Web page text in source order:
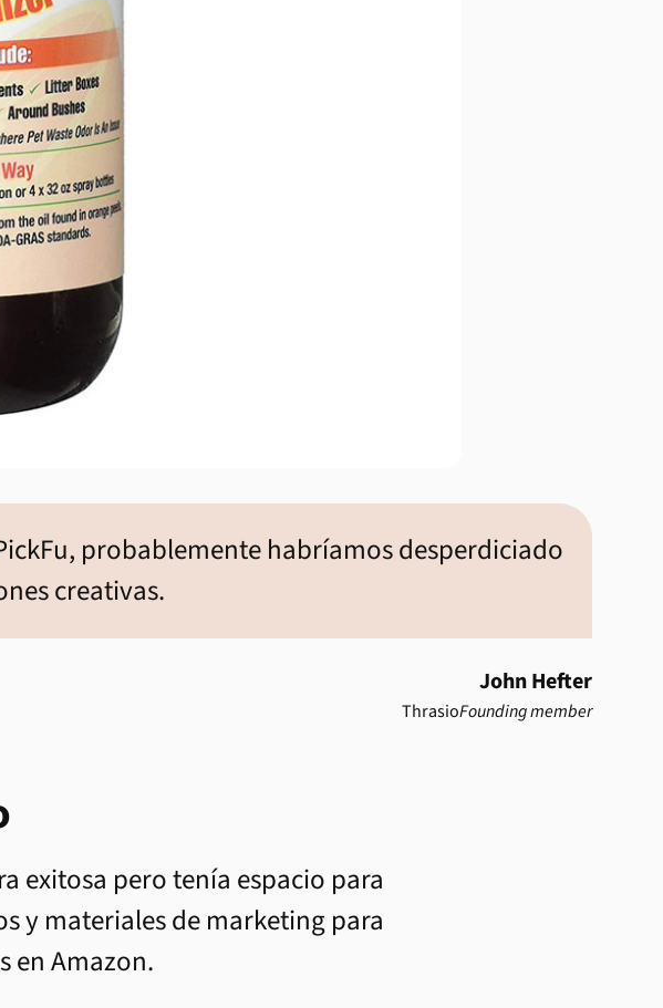
probablemente habríamos desperdiciado
creativas.
John Hefter
ThrasioFounding member
exitosa pero tenía espacio para
y materiales de marketing para
en Amazon.